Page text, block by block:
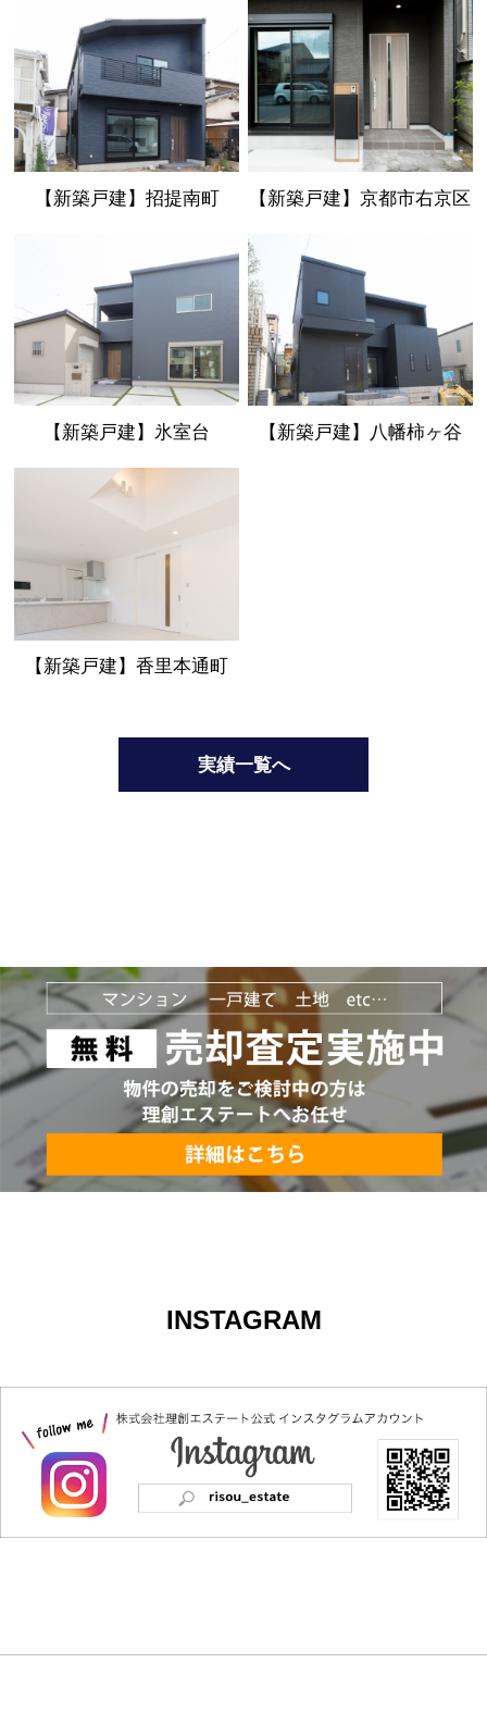
【新築戸建】招提南町 【新築戸建】京都市右京区
【新築戸建】氷室台 【新築戸建】八幡柿ヶ谷
【新築戸建】香里本通町
実績一覧へ
INSTAGRAM